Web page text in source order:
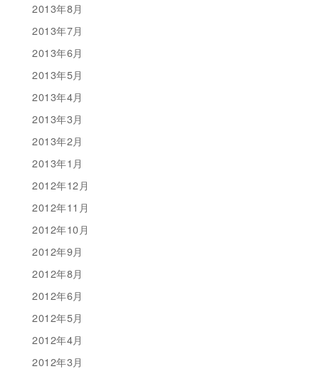
2013年8月
2013年7月
2013年6月
2013年5月
2013年4月
2013年3月
2013年2月
2013年1月
2012年12月
2012年11月
2012年10月
2012年9月
2012年8月
2012年6月
2012年5月
2012年4月
2012年3月